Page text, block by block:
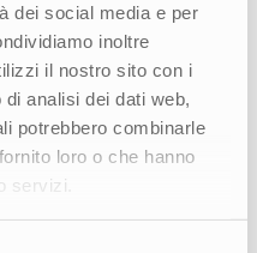
dei social media e per
inoltre
il nostro sito con i
analisi dei dati web,
potrebbero combinarle
loro o che hanno
servizi.
siamo al tuo fianco
tuoi obiettivi.